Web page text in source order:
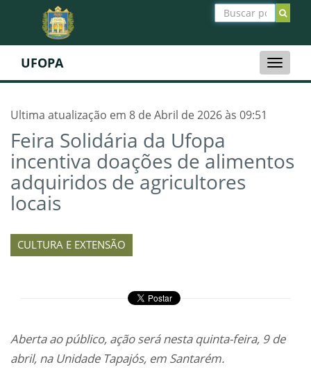
Toggle
UFOPA
Ultima atualização em 8 de Abril de 2026 às 09:51
Feira Solidária da Ufopa
incentiva doações de alimentos
adquiridos de agricultores
locais
CULTURA E EXTENSÃO
Aberta ao público, ação será nesta quinta-feira, 9 de
abril, na Unidade Tapajós, em Santarém.